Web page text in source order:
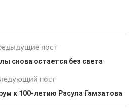
пост
снова остается без света
пост
к 100-летию Расула Гамзатова